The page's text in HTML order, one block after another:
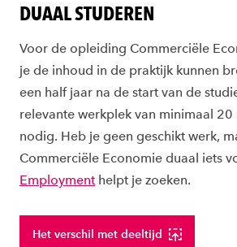
DUAAL STUDEREN
Voor de opleiding Commerciële
je de inhoud in de praktijk kunnen
een half jaar na de start van de
relevante werkplek van minimaal 20
nodig. Heb je geen geschikt werk,
Commerciële Economie duaal iets
Employment helpt je zoeken.
Het verschil met deeltijd